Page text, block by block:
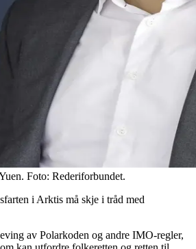
Foto: Rederiforbundet.
i Arktis må skje i tråd med
av Polarkoden og andre IMO-regler,